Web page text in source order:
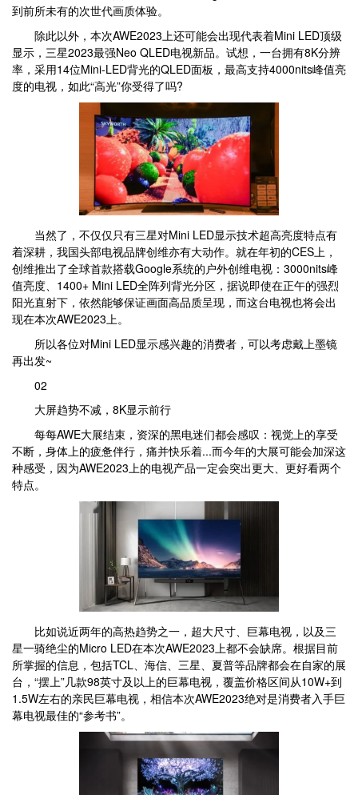
到前所未有的次世代画质体验。
除此以外，本次AWE2023上还可能会出现代表着Mini LED顶级
显示，三星2023最强Neo QLED电视新品。试想，一台拥有8K分辨
率，采用14位Mini-LED背光的QLED面板，最高支持4000nits峰值亮
度的电视，如此“高光”你受得了吗?
当然了，不仅仅只有三星对Mini LED显示技术超高亮度特点有
着深耕，我国头部电视品牌创维亦有大动作。就在年初的CES上，
创维推出了全球首款搭载Google系统的户外创维电视：3000nits峰
值亮度、1400+ Mini LED全阵列背光分区，据说即使在正午的强烈
阳光直射下，依然能够保证画面高品质呈现，而这台电视也将会出
现在本次AWE2023上。
所以各位对Mini LED显示感兴趣的消费者，可以考虑戴上墨镜
再出发~
02
大屏趋势不减，8K显示前行
每每AWE大展结束，资深的黑电迷们都会感叹：视觉上的享受
不断，身体上的疲惫伴行，痛并快乐着...而今年的大展可能会加深这
种感受，因为AWE2023上的电视产品一定会突出更大、更好看两个
特点。
比如说近两年的高热趋势之一，超大尺寸、巨幕电视，以及三
星一骑绝尘的Micro LED在本次AWE2023上都不会缺席。根据目前
所掌握的信息，包括TCL、海信、三星、夏普等品牌都会在自家的展
台，“摆上”几款98英寸及以上的巨幕电视，覆盖价格区间从10W+到
1.5W左右的亲民巨幕电视，相信本次AWE2023绝对是消费者入手巨
幕电视最佳的“参考书”。